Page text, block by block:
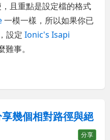
且重點是設定檔的格式
一模一樣，所以如果你已
設定Ionic's Isapi
事。
幾個相對路徑與絕
分享